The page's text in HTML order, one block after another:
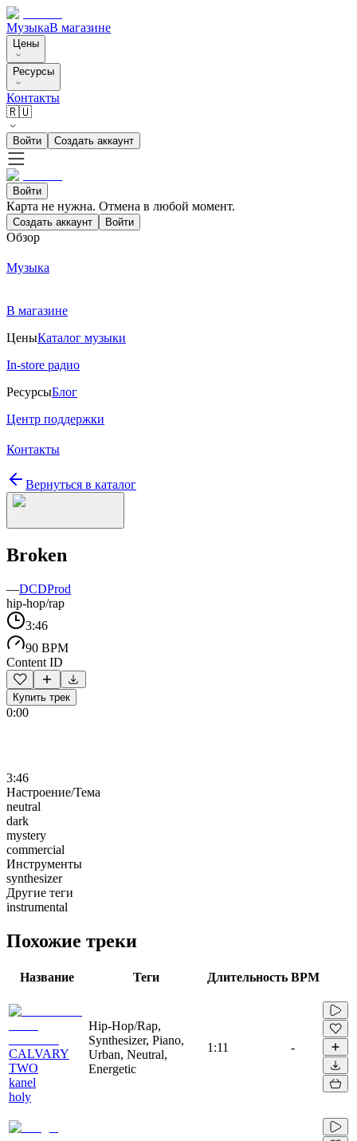
МузыкаВ магазине
Цены
Ресурсы
Контакты
🇷🇺
Войти Создать аккаунт
Войти
Карта не нужна. Отмена в любой момент.
Создать аккаунт Войти
Обзор
Музыка
В магазине
ЦеныКаталог музыки
In-store радио
РесурсыБлог
Центр поддержки
Контакты
Вернуться в каталог
Broken
—DCDProd
hip-hop/rap
3:46
90 BPM
Content ID
Купить трек
0:00
3:46
Настроение/Тема
neutral
dark
mystery
commercial
Инструменты
synthesizer
Другие теги
instrumental
Похожие треки
Название Теги Длительность BPM
CALVARY
TWO
kanel
holy
Hip-Hop/Rap,
Synthesizer, Piano,
Urban, Neutral,
Energetic
1:11 -